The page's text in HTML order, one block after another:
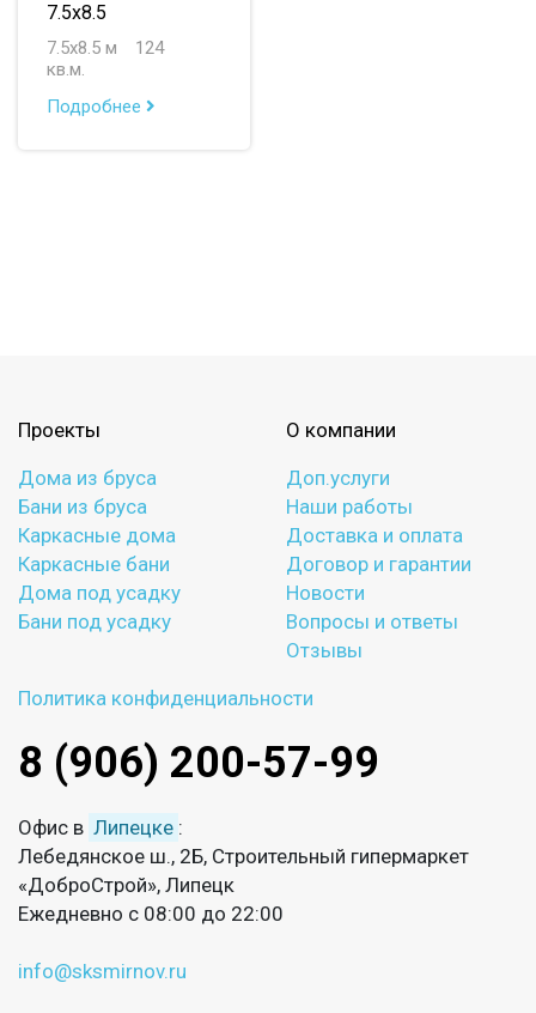
7.5х8.5
7.5х8.5 м
124
кв.м.
Подробнее
Проекты
Дома из бруса
Бани из бруса
Каркасные дома
Каркасные бани
Дома под усадку
Бани под усадку
О компании
Доп.услуги
Наши работы
Доставка и оплата
Договор и гарантии
Новости
Вопросы и ответы
Отзывы
Политика конфиденциальности
8 (906) 200-57-99
Офис в Липецке :
Лебедянское ш., 2Б, Строительный гипермаркет
«ДоброСтрой», Липецк
Ежедневно с 08:00 до 22:00
info@sksmirnov.ru